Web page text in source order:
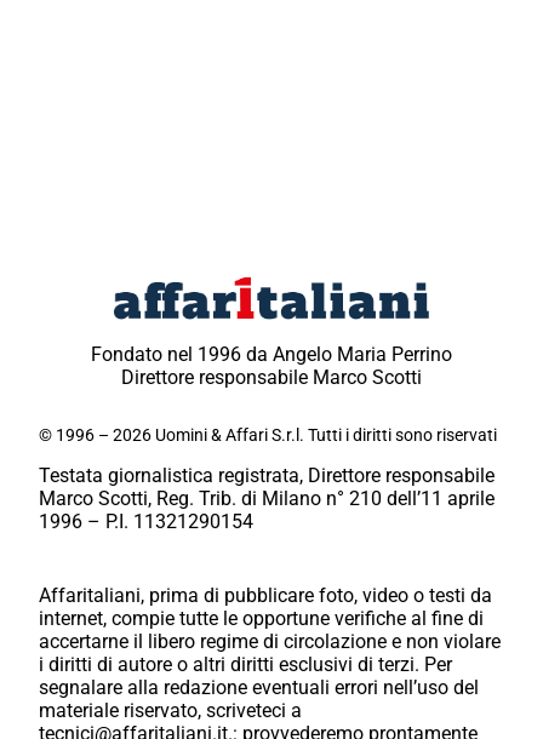
Fondato nel 1996 da Angelo Maria Perrino
Direttore responsabile Marco Scotti
© 1996 – 2026 Uomini & Affari S.r.l. Tutti i diritti sono riservati
Testata giornalistica registrata, Direttore responsabile
Marco Scotti, Reg. Trib. di Milano n° 210 dell’11 aprile
1996 – P.I. 11321290154
Affaritaliani, prima di pubblicare foto, video o testi da
internet, compie tutte le opportune verifiche al fine di
accertarne il libero regime di circolazione e non violare
i diritti di autore o altri diritti esclusivi di terzi. Per
segnalare alla redazione eventuali errori nell’uso del
materiale riservato, scriveteci a
tecnici@affaritaliani.it.: provvederemo prontamente